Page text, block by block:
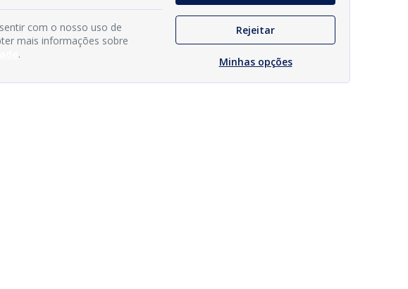
com o nosso uso de
mais informações sobre
.
Rejeitar
Minhas opções